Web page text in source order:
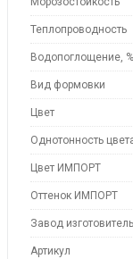
Теплопроводность
Водопоглощение, %
Вид формовки
Цвет
Однотонность
Цвет ИМПОРТ
Оттенок ИМПОРТ
Завод изготовитель
Артикул